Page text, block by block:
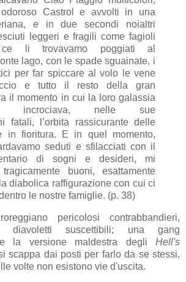
Castrol e avvolti in una
e in due secondi noialtri
leggeri e fragili come fagioli
ce li trovavamo poggiati al
lago, con le spade sguainate, i
per far spiccare al volo le vene
e tutto il resto della gran
il momento in cui la loro galassia
incrociava, nelle sue
fatali, l’orbita rassicurante delle
in fioritura. E in quel momento,
seduti e sfilacciati con il
di sogni e desideri, mi
tragicamente buoni, esattamente
diabolica raffigurazione con cui ci
le nostre famiglie. (p. 38)
pericolosi contrabbandieri,
diavoletti suscettibili; una gang
la versione maldestra degli Hell's
scappa dai posti per farlo da se stessi,
volte non esistono vie d'uscita.